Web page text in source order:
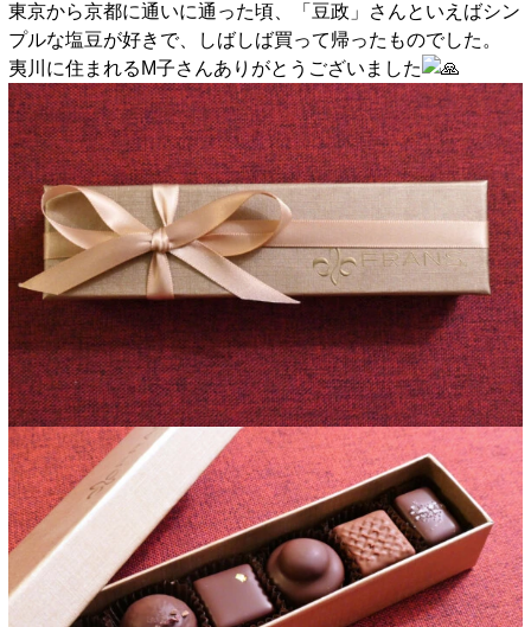
東京から京都に通いに通った頃、「豆政」さんといえばシン
プルな塩豆が好きで、しばしば買って帰ったものでした。
夷川に住まれるM子さんありがとうございました